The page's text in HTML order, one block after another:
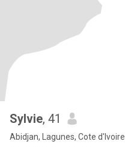
Sylvie, 41
Abidjan, Lagunes, Cote d'Ivoire